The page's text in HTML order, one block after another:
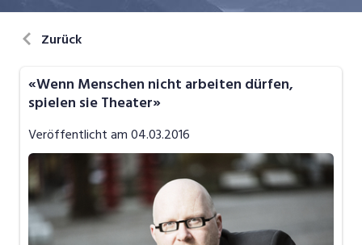
Job-News
Job-Tipps
Video
Zurück
«Wenn Menschen nicht arbeiten dürfen,
spielen sie Theater»
Veröffentlicht am04.03.2016